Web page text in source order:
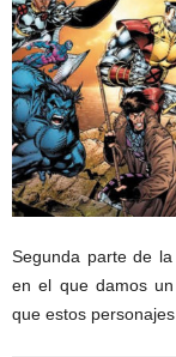
Segunda parte de
en el que damos
que estos